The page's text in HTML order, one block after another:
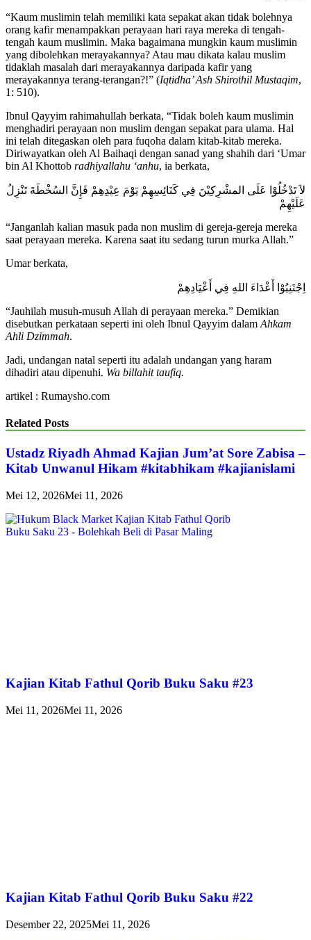
“Kaum muslimin telah memiliki kata sepakat akan tidak bolehnya
orang kafir menampakkan perayaan hari raya mereka di tengah-
tengah kaum muslimin. Maka bagaimana mungkin kaum muslimin
yang dibolehkan merayakannya? Atau mau dikata kalau muslim
tidaklah masalah dari merayakannya daripada kafir yang
merayakannya terang-terangan?!” (Iqtidha’ Ash Shirothil Mustaqim,
1: 510).
Ibnul Qayyim rahimahullah berkata, “Tidak boleh kaum muslimin
menghadiri perayaan non muslim dengan sepakat para ulama. Hal
ini telah ditegaskan oleh para fuqoha dalam kitab-kitab mereka.
Diriwayatkan oleh Al Baihaqi dengan sanad yang shahih dari ‘Umar
bin Al Khottob radhiyallahu ‘anhu, ia berkata,
لاَ تَدْخُلُوْا عَلَى المشْرِكِيْنَ فِي كَنَائِسِهِمْ يَوْمَ عِيْدِهِمْ فَإِنَّ السُخْطَةَ تَنْزِلُ
عَلَيْهِمْ
“Janganlah kalian masuk pada non muslim di gereja-gereja mereka
saat perayaan mereka. Karena saat itu sedang turun murka Allah.”
Umar berkata,
اِجْتَنِبُوْا أَعْدَاءَ اللهِ فِي أَعْيَادِهِمْ
“Jauhilah musuh-musuh Allah di perayaan mereka.” Demikian
disebutkan perkataan seperti ini oleh Ibnul Qayyim dalam Ahkam
Ahli Dzimmah.
Jadi, undangan natal seperti itu adalah undangan yang haram
dihadiri atau dipenuhi. Wa billahit taufiq.
artikel : Rumaysho.com
Related Posts
Ustadz Riyadh Ahmad Kajian Jum’at Sore Zabisa –
Kitab Unwanul Hikam #kitabhikam #kajianislami
Mei 12, 2026Mei 11, 2026
Kajian Kitab Fathul Qorib Buku Saku #23
Mei 11, 2026Mei 11, 2026
Kajian Kitab Fathul Qorib Buku Saku #22
Desember 22, 2025Mei 11, 2026